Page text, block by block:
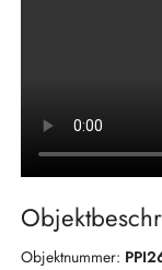
Objektnummer: